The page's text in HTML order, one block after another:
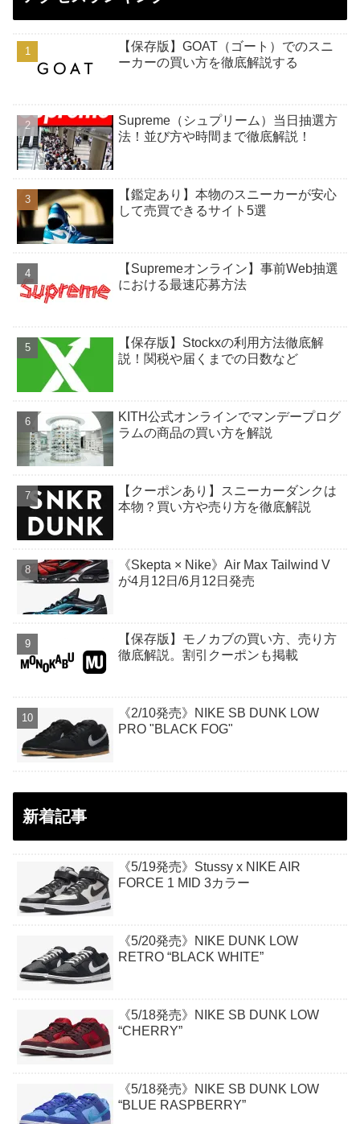
【保存版】GOAT（ゴート）でのスニ
ーカーの買い方を徹底解説する
Supreme（シュプリーム）当日抽選方
法！並び方や時間まで徹底解説！
【鑑定あり】本物のスニーカーが安心
して売買できるサイト5選
【Supremeオンライン】事前Web抽選
における最速応募方法
【保存版】Stockxの利用方法徹底解
説！関税や届くまでの日数など
KITH公式オンラインでマンデープログ
ラムの商品の買い方を解説
【クーポンあり】スニーカーダンクは
本物？買い方や売り方を徹底解説
《Skepta × Nike》Air Max Tailwind V
が4月12日/6月12日発売
【保存版】モノカブの買い方、売り方
徹底解説。割引クーポンも掲載
《2/10発売》NIKE SB DUNK LOW
PRO "BLACK FOG"
新着記事
《5/19発売》Stussy x NIKE AIR
FORCE 1 MID 3カラー
《5/20発売》NIKE DUNK LOW
RETRO “BLACK WHITE”
《5/18発売》NIKE SB DUNK LOW
“CHERRY”
《5/18発売》NIKE SB DUNK LOW
“BLUE RASPBERRY”